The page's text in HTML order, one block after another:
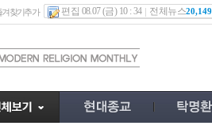
겨찾기추가 편집 08.07 (금) 10 : 34 전체뉴스20,149